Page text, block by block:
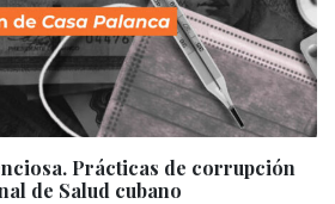
Prácticas de corrupción
de Salud cubano